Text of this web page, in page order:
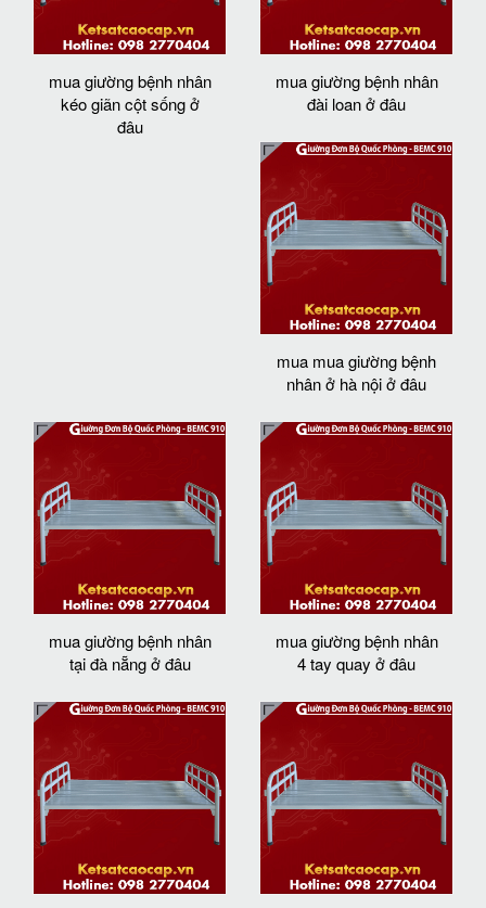
mua giường bệnh nhân
kéo giãn cột sống ở
đâu
mua giường bệnh nhân
đài loan ở đâu
mua mua giường bệnh
nhân ở hà nội ở đâu
mua giường bệnh nhân
tại đà nẵng ở đâu
mua giường bệnh nhân
4 tay quay ở đâu